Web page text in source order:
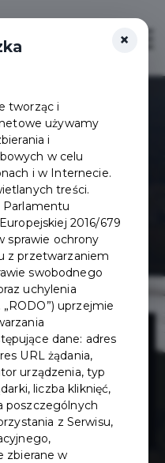
ul.
×
tworząc i
używamy
i
w celu
i w Internecie.
treści.
Parlamentu
2016/679
sprawie ochrony
z przetwarzaniem
swobodnego
uchylenia
uprzejmie
dane: adres
URL żądania,
urządzenia, typ
liczba kliknięć,
poszczególnych
z Serwisu,
zbierane w